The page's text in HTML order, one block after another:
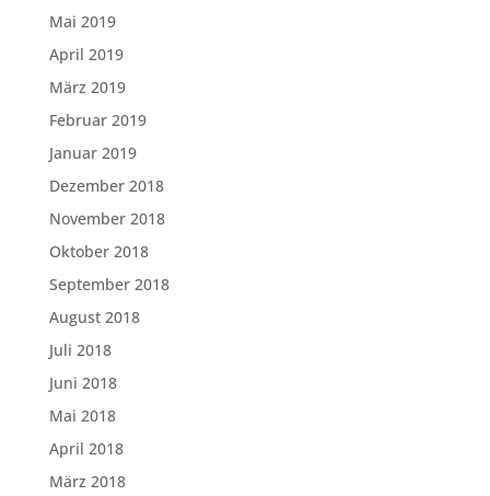
Mai 2019
April 2019
März 2019
Februar 2019
Januar 2019
Dezember 2018
November 2018
Oktober 2018
September 2018
August 2018
Juli 2018
Juni 2018
Mai 2018
April 2018
März 2018